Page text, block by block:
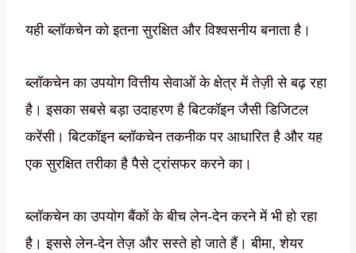
यही ब्लॉकचेन को इतना सुरक्षित और विश्वसनीय बनाता है।
ब्लॉकचेन का उपयोग वित्तीय सेवाओं के क्षेत्र में तेज़ी से बढ़ रहा
है। इसका सबसे बड़ा उदाहरण है बिटकॉइन जैसी डिजिटल
करेंसी। बिटकॉइन ब्लॉकचेन तकनीक पर आधारित है और यह
एक सुरक्षित तरीका है पैसे ट्रांसफर करने का।
ब्लॉकचेन का उपयोग बैंकों के बीच लेन-देन करने में भी हो रहा
है। इससे लेन-देन तेज़ और सस्ते हो जाते हैं। बीमा, शेयर